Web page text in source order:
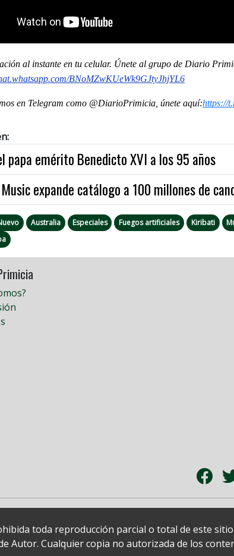
al instante en tu celular. Únete al grupo de Diario
BNoMZwKUeWk9GJtyJhjYL6
en Telegram como @DiarioPrimicia, únete aquí:https://
papa emérito Benedicto XVI a los 95 años
expande catálogo a 100 millones de
Australia Especiales Fuegos artificiales Kiribati
toda reproducción parcial o total de este
Autor. Cualquier copia no autorizada de los